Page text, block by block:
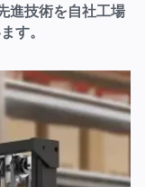
進技術を自社工場
す。